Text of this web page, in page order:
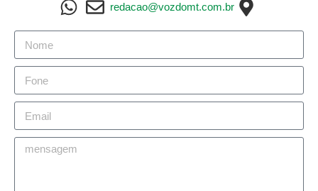
redacao@vozdomt.com.br